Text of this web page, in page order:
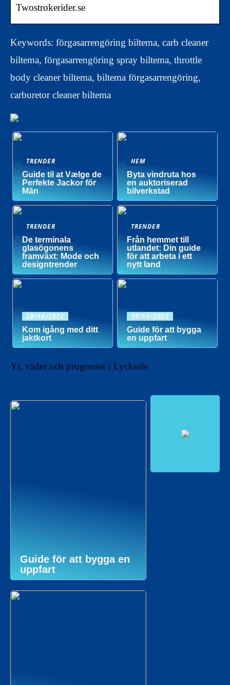
Twostrokerider.se
Keywords: förgasarrengöring biltema, carb cleaner
biltema, förgasarrengöring spray biltema, throttle
body cleaner biltema, biltema förgasarrengöring,
carburetor cleaner biltema
TRENDER
Guide til at Vælge de
Perfekte Jackor för
Män
HEM
Byta vindruta hos
en auktoriserad
bilverkstad
TRENDER
De terminala
glasögonens
framväxt: Mode och
designtrender
TRENDER
Från hemmet till
utlandet: Din guide
för att arbeta i ett
nytt land
28/10/2022
Kom igång med ditt
jaktkort
16/10/2022
Guide för att bygga
en uppfart
Yr, väder och prognoser i Lycksele
Guide för att bygga en
uppfart